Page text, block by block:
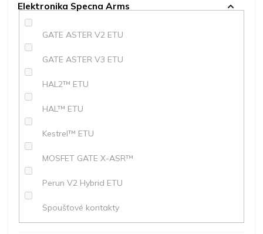
Elektronika Specna Arms
GATE ASTER V2 ETU
GATE ASTER V3 ETU
HAL2™ ETU
HAL™ ETU
Kestrel™ ETU
MOSFET GATE X-ASR™
Perun V2 Hybrid ETU
Spoušťové kontakty